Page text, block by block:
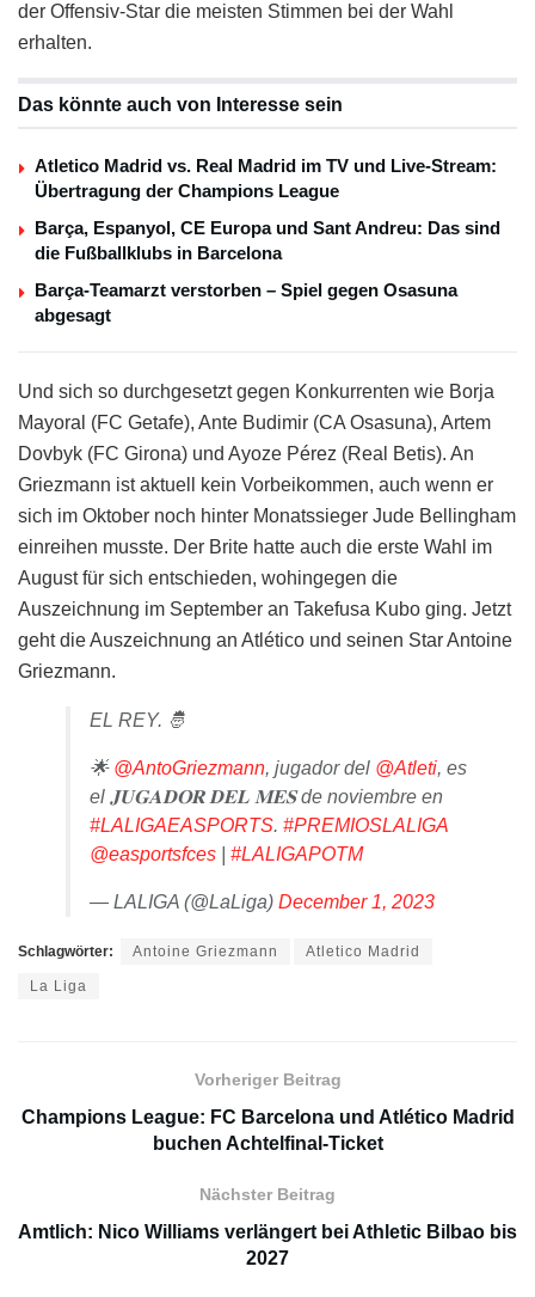
der Offensiv-Star die meisten Stimmen bei der Wahl
erhalten.
Das könnte auch von Interesse sein
Atletico Madrid vs. Real Madrid im TV und Live-Stream:
Übertragung der Champions League
Barça, Espanyol, CE Europa und Sant Andreu: Das sind
die Fußballklubs in Barcelona
Barça-Teamarzt verstorben – Spiel gegen Osasuna
abgesagt
Und sich so durchgesetzt gegen Konkurrenten wie Borja
Mayoral (FC Getafe), Ante Budimir (CA Osasuna), Artem
Dovbyk (FC Girona) und Ayoze Pérez (Real Betis). An
Griezmann ist aktuell kein Vorbeikommen, auch wenn er
sich im Oktober noch hinter Monatssieger Jude Bellingham
einreihen musste. Der Brite hatte auch die erste Wahl im
August für sich entschieden, wohingegen die
Auszeichnung im September an Takefusa Kubo ging. Jetzt
geht die Auszeichnung an Atlético und seinen Star Antoine
Griezmann.
EL REY. 🤴
🌟 @AntoGriezmann, jugador del @Atleti, es
el 𝐉𝐔𝐆𝐀𝐃𝐎𝐑 𝐃𝐄𝐋 𝐌𝐄𝐒 de noviembre en
#LALIGAEASPORTS. #PREMIOSLALIGA
@easportsfces
#LALIGAPOTM
— LALIGA (@LaLiga) December 1, 2023
Schlagwörter: Antoine Griezmann Atletico Madrid
La Liga
Vorheriger Beitrag
Champions League: FC Barcelona und Atlético Madrid
buchen Achtelfinal-Ticket
Nächster Beitrag
Amtlich: Nico Williams verlängert bei Athletic Bilbao bis
2027